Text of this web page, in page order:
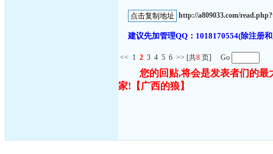
http://a809033.com/
建议先加管理QQ：1018170554(除注册
<< 1 2 3 4 5 6 >> [共8 页] Go
您的回贴,将会是发表者们的
家! 【广西的狼】